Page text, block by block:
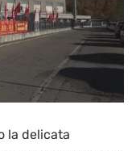
la delicata